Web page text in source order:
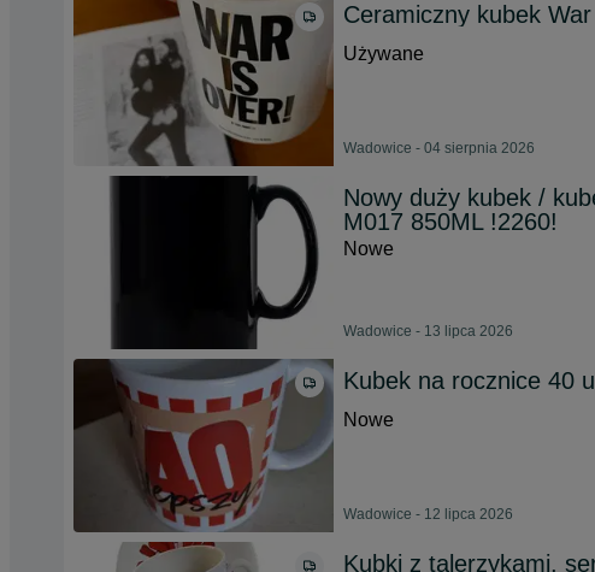
Ceramiczny kubek
Używane
Wadowice - 04 sierpnia 2026
Nowy duży kubek /
M017 850ML !2260!
Nowe
Wadowice - 13 lipca 2026
Kubek na rocznice 40
Nowe
Wadowice - 12 lipca 2026
Kubki z talerzykami,